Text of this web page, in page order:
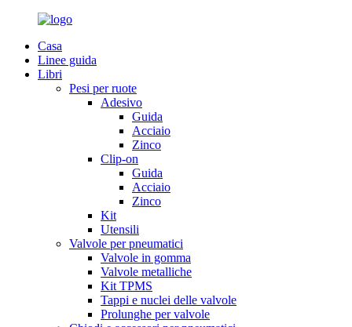
Casa
Linee guida
Libri
Pesi per ruote
Adesivo
Guida
Acciaio
Zinco
Clip-on
Guida
Acciaio
Zinco
Kit
Utensili
Valvole per pneumatici
Valvole in gomma
Valvole metalliche
Kit TPMS
Tappi e nuclei delle valvole
Prolunghe per valvole